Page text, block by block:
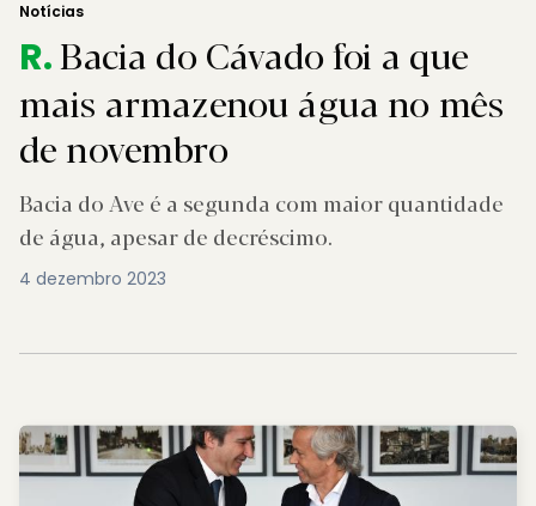
Notícias
R.Bacia do Cávado foi a que
mais armazenou água no mês
de novembro
Bacia do Ave é a segunda com maior quantidade
de água, apesar de decréscimo.
4 dezembro 2023